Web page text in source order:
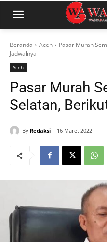
Beranda Aceh
Pasar Murah
Jadwalnya
Aceh
Pasar Murah
Selatan,
By Redaksi 16 Maret 2022